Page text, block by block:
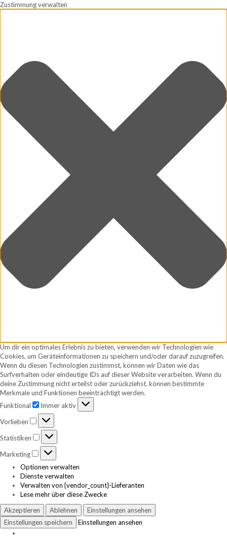
Zustimmung verwalten
Um dir ein optimales Erlebnis zu bieten, verwenden wir Technologien wie
Cookies, um Geräteinformationen zu speichern und/oder darauf zuzugreifen.
Wenn du diesen Technologien zustimmst, können wir Daten wie das
Surfverhalten oder eindeutige IDs auf dieser Website verarbeiten. Wenn du
deine Zustimmung nicht erteilst oder zurückziehst, können bestimmte
Merkmale und Funktionen beeinträchtigt werden.
Funktional
Funktional
Immer aktiv
Vorlieben
Vorlieben
Statistiken Statistiken
Marketing
Marketing
Optionen verwalten
Dienste verwalten
Verwalten von {vendor_count}-Lieferanten
Lese mehr über diese Zwecke
Akzeptieren
Ablehnen
Einstellungen ansehen
Einstellungen speichern
Einstellungen ansehen